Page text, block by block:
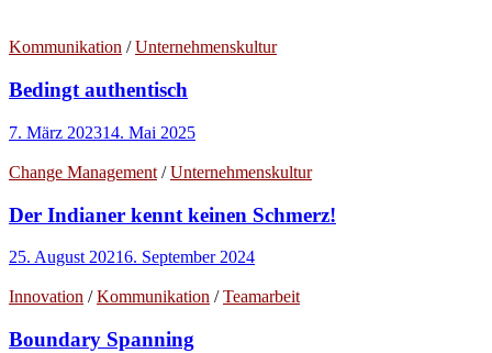
Kommunikation /Unternehmenskultur
Bedingt authentisch
7. März 202314. Mai 2025
Change Management /Unternehmenskultur
Der Indianer kennt keinen Schmerz!
25. August 20216. September 2024
Innovation /Kommunikation /Teamarbeit
Boundary Spanning